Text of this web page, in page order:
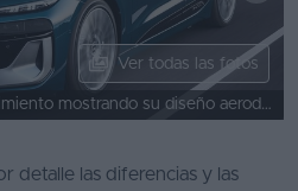
Ver todas las fotos
detalle las diferencias y las